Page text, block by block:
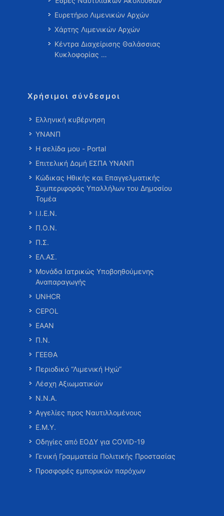
Ευρετήριο Λιμενικών Αρχών
Χάρτης Λιμενικών Αρχών
Κέντρα Διαχείρισης Θαλάσσιας
Κυκλοφορίας …
Χρήσιμοι σύνδεσμοι
Ελληνική κυβέρνηση
ΥΝΑΝΠ
Η σελίδα μου - Portal
Επιτελική Δομή ΕΣΠΑ ΥΝΑΝΠ
Κώδικας Ηθικής και Επαγγελματικής
Συμπεριφοράς Υπαλλήλων του Δημοσίου
Τομέα
Ι.Ι.Ε.Ν.
Π.Ο.Ν.
Π.Σ.
ΕΛ.ΑΣ.
Μονάδα Ιατρικώς Υποβοηθούμενης
Αναπαραγωγής
UNHCR
CEPOL
ΕΑΑΝ
Π.Ν.
ΓΕΕΘΑ
Περιοδικό “Λιμενική Ηχώ”
Λέσχη Αξιωματικών
Ν.Ν.Α.
Αγγελίες προς Ναυτιλλομένους
Ε.Μ.Υ.
Οδηγίες από ΕΟΔΥ για COVID-19
Γενική Γραμματεία Πολιτικής Προστασίας
Προσφορές εμπορικών παρόχων